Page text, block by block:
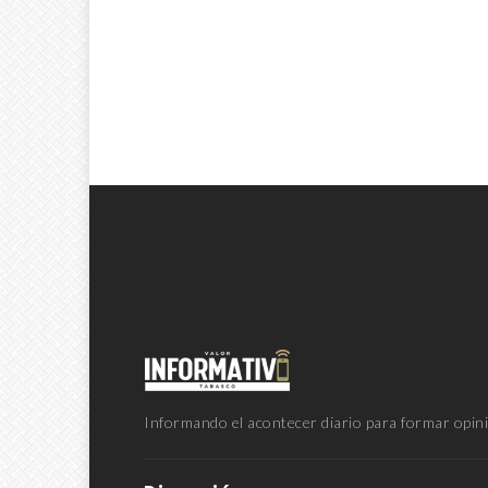
Informando el acontecer diario para formar